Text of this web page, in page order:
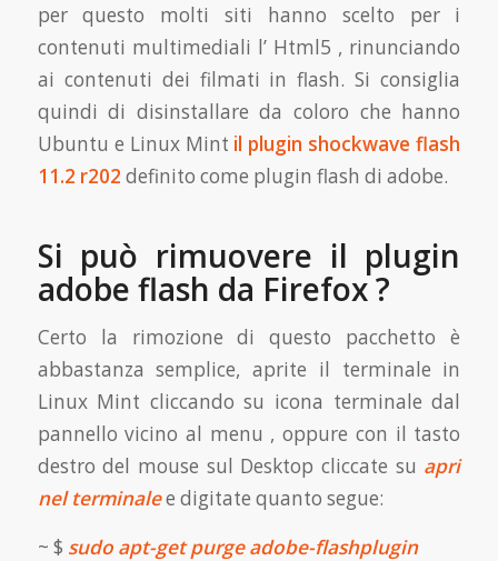
per questo molti siti hanno scelto per i
contenuti multimediali l’ Html5 , rinunciando
ai contenuti dei filmati in flash. Si consiglia
quindi di disinstallare da coloro che hanno
Ubuntu e Linux Mint il plugin shockwave flash
11.2 r202 definito come plugin flash di adobe.
Si può rimuovere il plugin
adobe flash da Firefox ?
Certo la rimozione di questo pacchetto è
abbastanza semplice, aprite il terminale in
Linux Mint cliccando su icona terminale dal
pannello vicino al menu , oppure con il tasto
destro del mouse sul Desktop cliccate su apri
nel terminalee digitate quanto segue:
~ $ sudo apt-get purge adobe-flashplugin